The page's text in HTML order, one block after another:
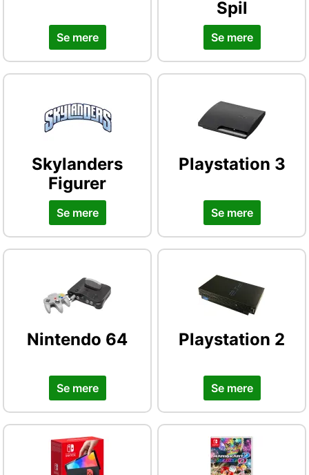
Se mere
Spil
Se mere
Skylanders
Figurer
Se mere
Playstation 3
Se mere
Nintendo 64
Se mere
Playstation 2
Se mere